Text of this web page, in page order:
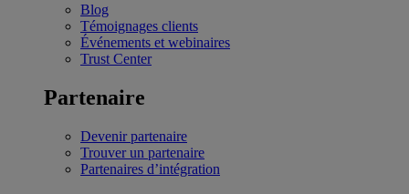
Blog
Témoignages clients
Événements et webinaires
Trust Center
Partenaire
Devenir partenaire
Trouver un partenaire
Partenaires d’intégration